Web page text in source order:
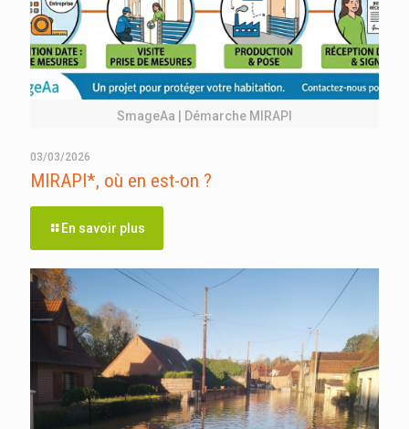
SmageAa | Démarche MIRAPI
03/03/2026
MIRAPI*, où en est-on ?
En savoir plus